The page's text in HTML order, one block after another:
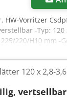
Vorritzer
-Typ: 120
220/H10 mm -
120 x 2,8-3,6
vertsellbar